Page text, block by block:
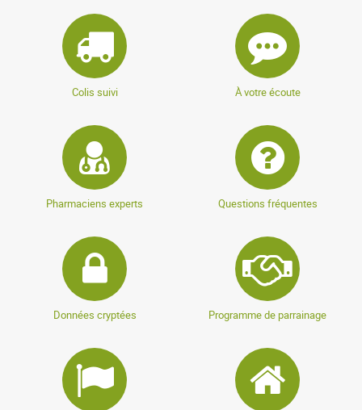
Colis suivi À votre écoute
Pharmaciens experts Questions fréquentes
Données cryptées Programme de parrainage